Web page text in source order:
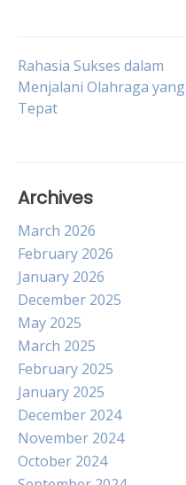
Post
navigation
Rahasia Sukses dalam
Menjalani Olahraga yang
Tepat
Archives
March 2026
February 2026
January 2026
December 2025
May 2025
March 2025
February 2025
January 2025
December 2024
November 2024
October 2024